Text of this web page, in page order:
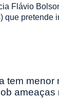
Flávio
que pretende
tem menor
ameaças